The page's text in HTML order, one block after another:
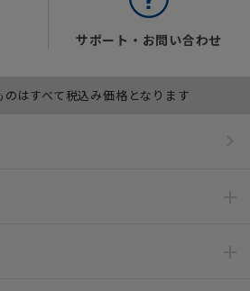
サポート・お問い合わせ
はすべて税込み価格となります